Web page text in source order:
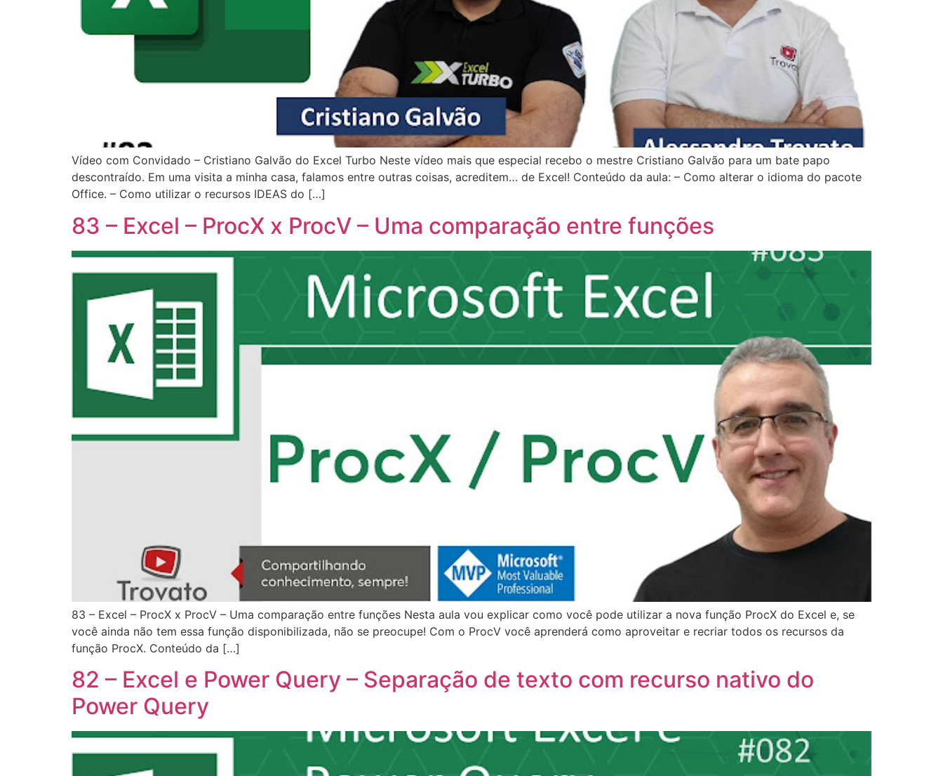
Vídeo com Convidado – Cristiano Galvão do Excel Turbo Neste vídeo mais que especial recebo o mestre Cristiano Galvão para um bate papo
descontraído. Em uma visita a minha casa, falamos entre outras coisas, acreditem… de Excel! Conteúdo da aula: – Como alterar o idioma do pacote
Office. – Como utilizar o recursos IDEAS do […]
83 – Excel – ProcX x ProcV – Uma comparação entre funções
83 – Excel – ProcX x ProcV – Uma comparação entre funções Nesta aula vou explicar como você pode utilizar a nova função ProcX do Excel e, se
você ainda não tem essa função disponibilizada, não se preocupe! Com o ProcV você aprenderá como aproveitar e recriar todos os recursos da
função ProcX. Conteúdo da […]
82 – Excel e Power Query – Separação de texto com recurso nativo do
Power Query